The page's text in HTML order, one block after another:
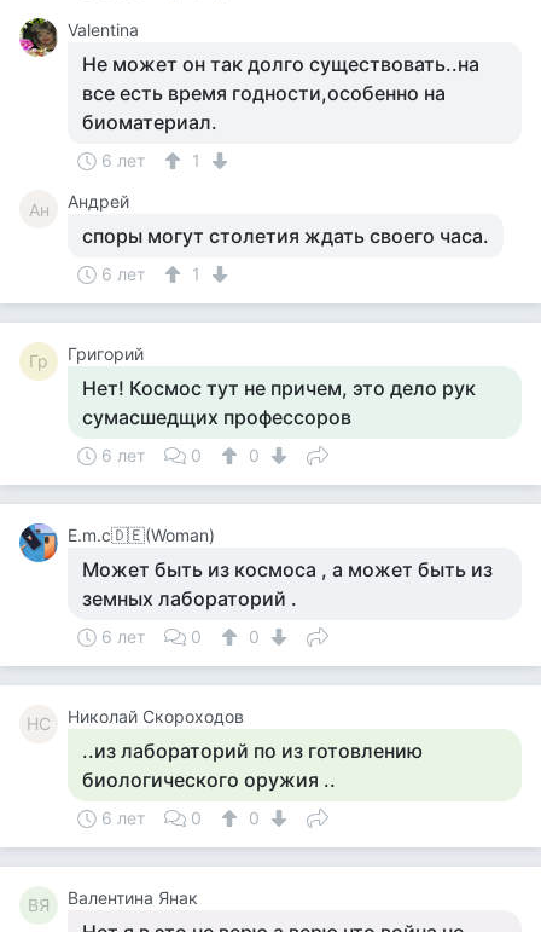
Valentina
Не может он так долго существовать..на
все есть время годности,особенно на
биоматериал.
6 лет 1
Ан Андрей
споры могут столетия ждать своего часа.
6 лет 1
Гр Григорий
Нет! Космос тут не причем, это дело рук
сумасшедщих профессоров
6 лет 0 0
Е.m.c🇩🇪(Woman)
Может быть из космоса , а может быть из
земных лабораторий .
6 лет 0 0
НС Николай Скороходов
..из лабораторий по из готовлению
биологического оружия ..
6 лет 0 0
ВЯ Валентина Янак